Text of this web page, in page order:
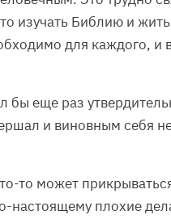
изучать Библию и
для каждого, и
бы еще раз
и виновным себя
то может
настоящему плохие